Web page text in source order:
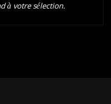
à votre sélection.